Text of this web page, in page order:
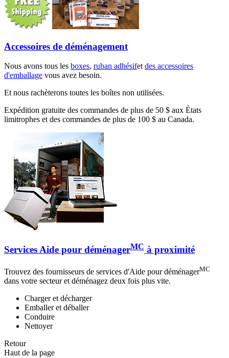
Accessoires de déménagement
Nous avons tous les boxes, ruban adhésifetdes accessoires
d'emballage vous avez besoin.
Et nous rachèterons toutes les boîtes non utilisées.
Expédition gratuite des commandes de plus de 50 $ aux États
limitrophes et des commandes de plus de 100 $ au Canada.
Services Aide pour déménagerMC à proximité
Trouvez des fournisseurs de services d'Aide pour déménagerMC
dans votre secteur et déménagez deux fois plus vite.
Charger et décharger
Emballer et déballer
Conduire
Nettoyer
Retour
Haut de la page